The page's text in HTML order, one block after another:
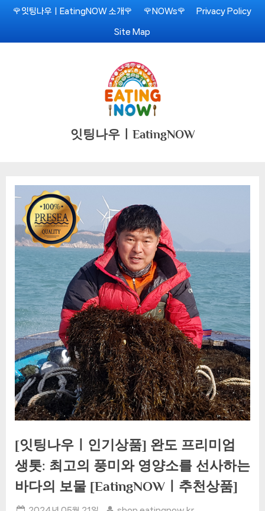
Skip
content
🌹잇팅나우ㅣEatingNOW 소개🌹 🌹NOWs🌹 Privacy Policy
Site Map
잇팅나우ㅣEatingNOW
[잇팅나우ㅣ인기상품] 완도 프리미엄
생톳: 최고의 풍미와 영양소를 선사하는
바다의 보물 [EatingNOWㅣ추천상품]